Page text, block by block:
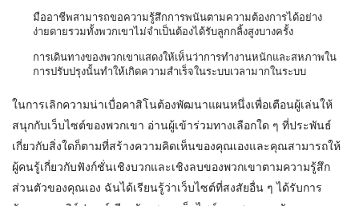
มืออาชีพสามารถขอความรู้สึกการพนันตามความต้องการได้อย่าง
ง่ายดายรวมทั้งพวกเขาไม่จำเป็นต้องได้รับลูกกลิ้งสูงบางครั้ง
การเดินทางของพวกเขาแสดงให้เห็นว่าการทำงานหนักและสหภาพใน
การปรับปรุงนั้นทำให้เกิดความสำเร็จในระบบเวลามากในระบบ
ในการเลิกความน่าเบื่อคาสิโนต้องพัฒนาแผนหนึ่งเพื่อเตือนผู้เล่นให้
สนุกกับเว็บไซต์ของพวกเขา อ่านผู้เข้าร่วมทางเลือกใด ๆ ที่ประพันธ์
เกี่ยวกับสิ่งใดก็ตามที่สร้างความคิดเห็นของคุณเองและคุณสามารถให้
ผู้คนรู้เกี่ยวกับฟังก์ชั่นเชิงบวกและเชิงลบของพวกเขาตามความรู้สึก
ส่วนตัวของคุณเอง ฉันได้เรียนรู้ว่าเว็บไซต์ที่สงสัยอื่น ๆ ได้รับการ